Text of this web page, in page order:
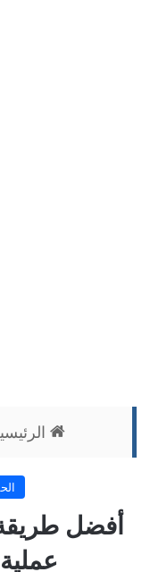
أفضل